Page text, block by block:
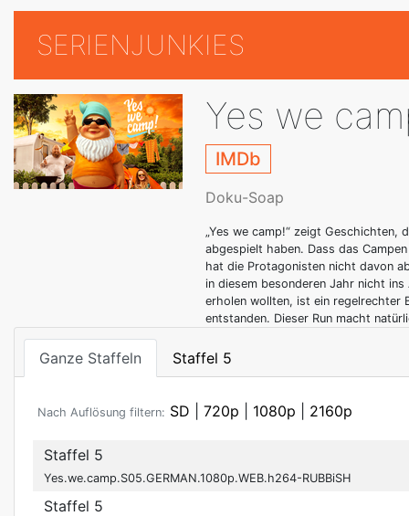
SERIENJUNKIES
Yes we
IMDb
Doku-Soap
„Yes we camp!“ zeigt Geschichten,
abgespielt haben. Dass das
hat die Protagonisten nicht davon
in diesem besonderen Jahr nicht
erholen wollten, ist ein regelrechter
entstanden. Dieser Run macht
Ganze Staffeln Staffel 5
Nach Auflösung filtern: SD 720p 1080p 2160p
Staffel 5
Yes.we.camp.S05.GERMAN.1080p.WEB.h264-RUBBiSH
Staffel 5